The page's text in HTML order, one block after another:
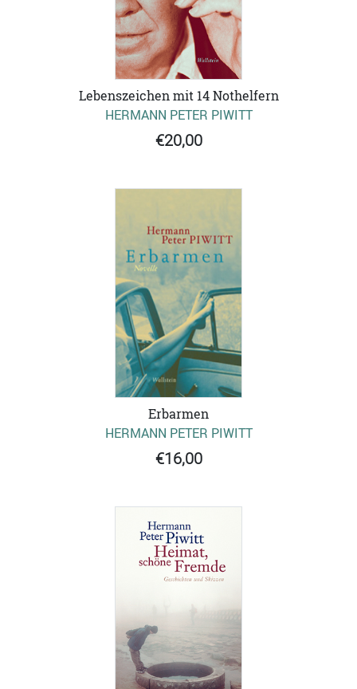
Lebenszeichen mit 14 Nothelfern
HERMANN PETER PIWITT
€20,00
Erbarmen
HERMANN PETER PIWITT
€16,00